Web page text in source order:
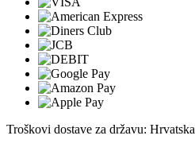
Troškovi dostave za državu: Hrvatska